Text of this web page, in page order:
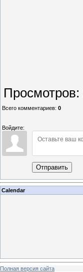
Просмотров:
Всего комментариев: 0
Войдите:
Отправить
Calendar
Полная версия сайта